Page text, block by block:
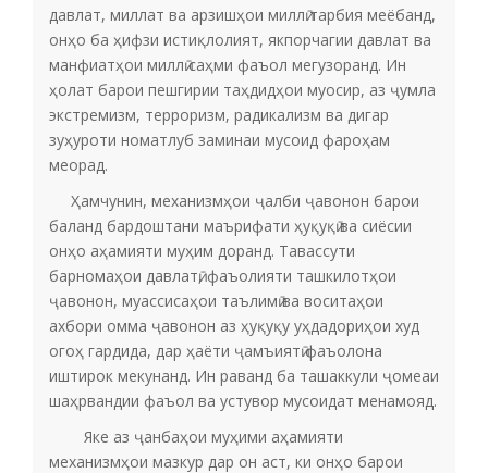
давлат, миллат ва арзишҳои миллӣ тарбия меёбанд,
онҳо ба ҳифзи истиқлолият, якпорчагии давлат ва
манфиатҳои миллӣ саҳми фаъол мегузоранд. Ин
ҳолат барои пешгирии таҳдидҳои муосир, аз ҷумла
экстремизм, терроризм, радикализм ва дигар
зуҳуроти номатлуб заминаи мусоид фароҳам
меорад.
Ҳамчунин, механизмҳои ҷалби ҷавонон барои
баланд бардоштани маърифати ҳуқуқӣ ва сиёсии
онҳо аҳамияти муҳим доранд. Тавассути
барномаҳои давлатӣ, фаъолияти ташкилотҳои
ҷавонон, муассисаҳои таълимӣ ва воситаҳои
ахбори омма ҷавонон аз ҳуқуқу уҳдадориҳои худ
огоҳ гардида, дар ҳаёти ҷамъиятӣ фаъолона
иштирок мекунанд. Ин раванд ба ташаккули ҷомеаи
шаҳрвандии фаъол ва устувор мусоидат менамояд.
Яке аз ҷанбаҳои муҳими аҳамияти
механизмҳои мазкур дар он аст, ки онҳо барои